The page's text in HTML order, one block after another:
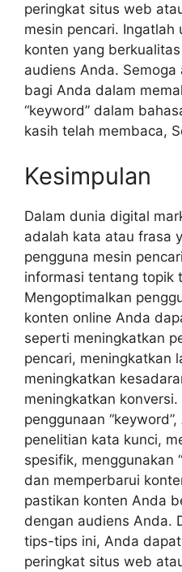
peringkat situs web
mesin pencari.
konten yang
audiens Anda.
bagi Anda dalam
“keyword” dalam
kasih telah membaca,
Kesimpulan
Dalam dunia digital
adalah kata atau frasa
pengguna mesin
informasi tentang topik
Mengoptimalkan
konten online Anda
seperti meningkatkan
pencari, meningkatkan
meningkatkan
meningkatkan
penggunaan
penelitian kata kunci,
spesifik, menggunakan
dan memperbarui
pastikan konten Anda
dengan audiens Anda.
tips-tips ini, Anda
peringkat situs web